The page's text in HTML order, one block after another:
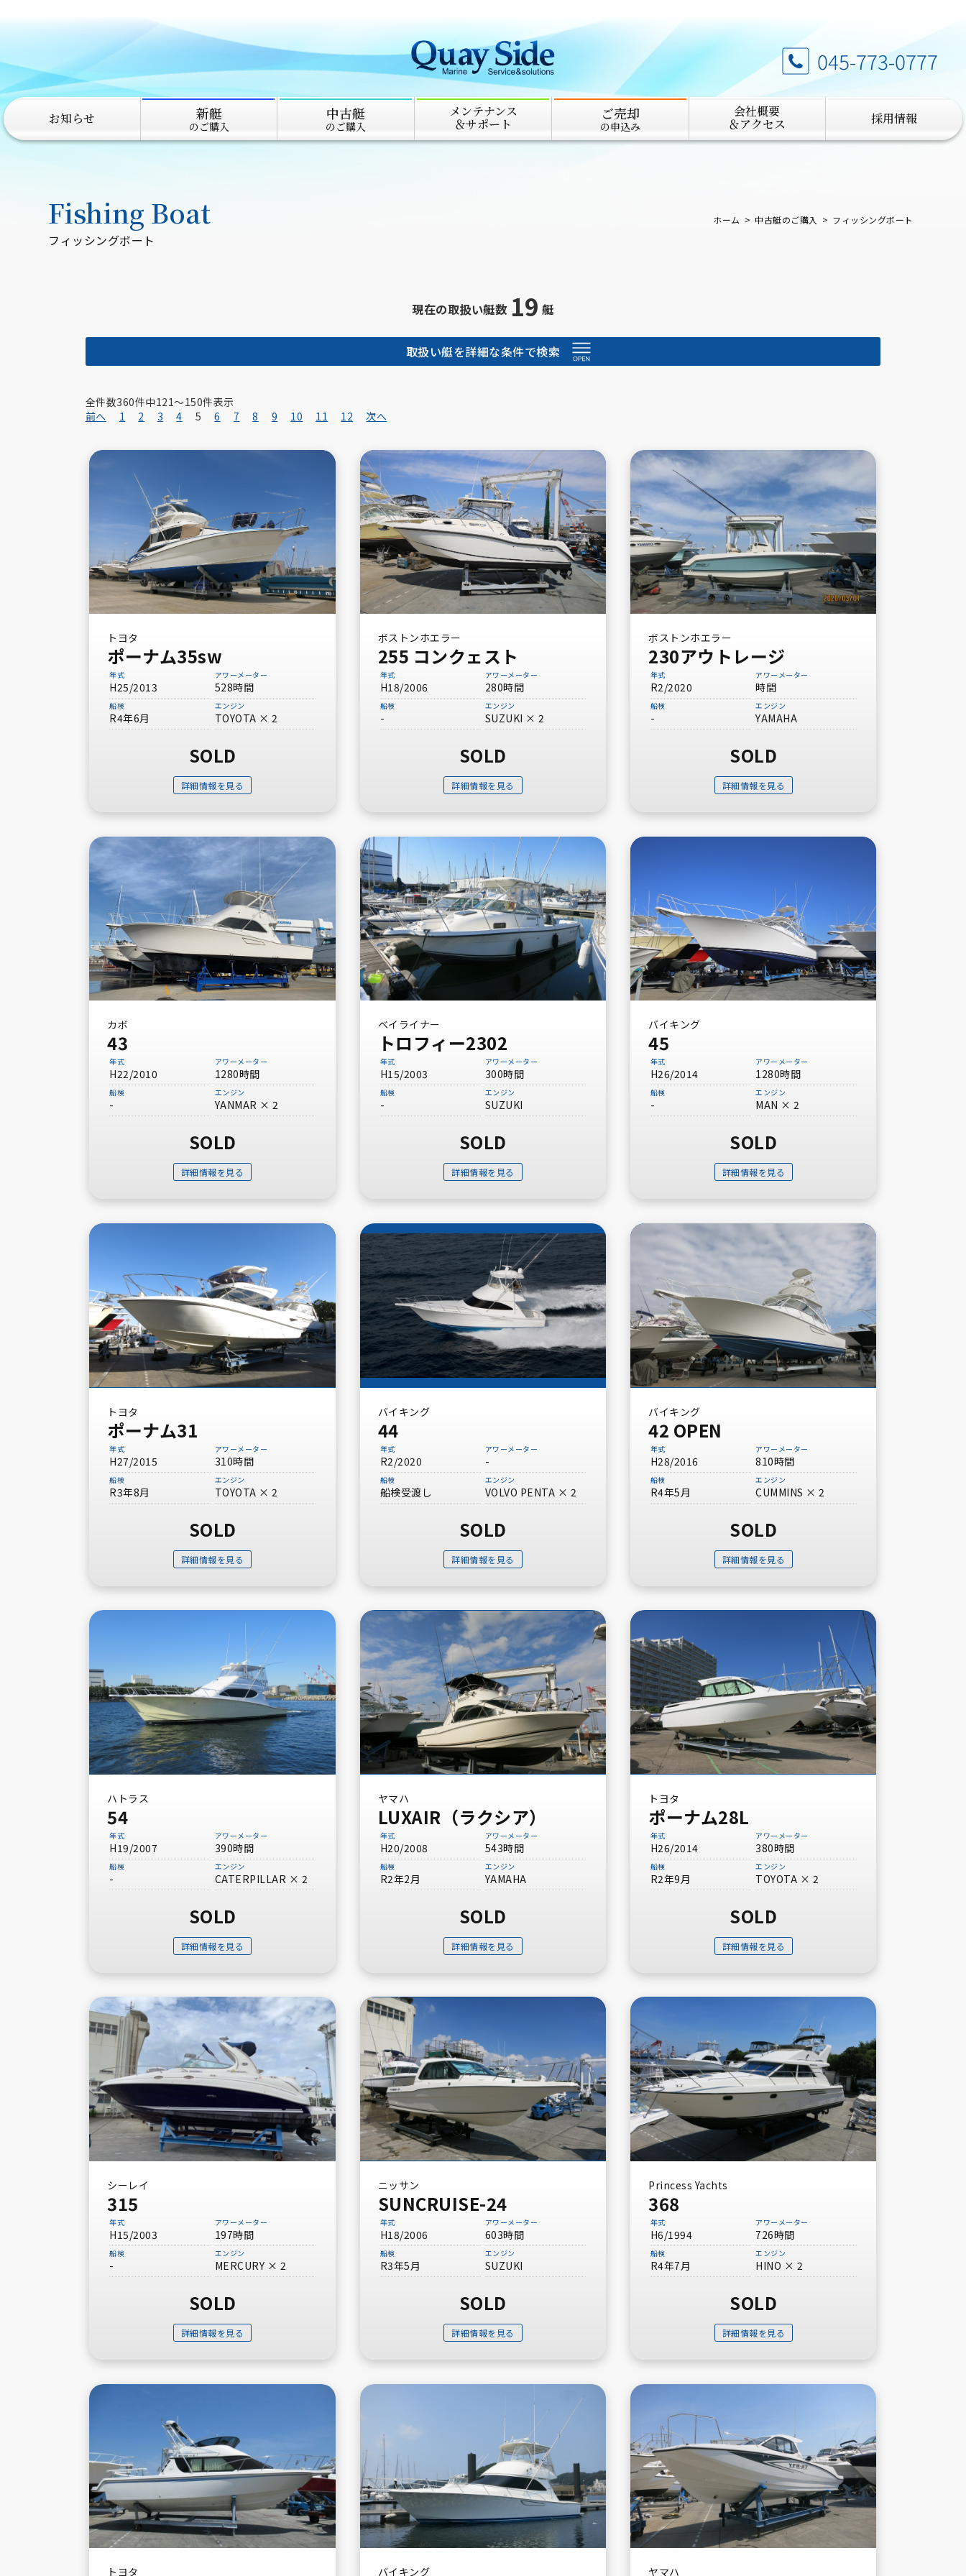
045-773-0777
お知らせ 新艇
のご購入
中古艇
のご購入
メンテナンス
＆サポート
ご売却
の申込み
会社概要
＆アクセス 採用情報
フィッシングボート
Fishing Boat ホーム 中古艇のご購入 フィッシングボート
現在の取扱い艇数 19 艇
取扱い艇を詳細な条件で検索
メーカーから探す
CABO Boston Whaler
Toyota Marine Yamaha Suzuki
その他メーカー
タイプから探す
サロンクルーザー
フィートから探す
50ft～60ft未満
全件数360件中121〜150件表示
前へ
1 2 3 4 5 6 7 8 9 10 11 12 次へ
トヨタ
ポーナム35sw
年式
H25/2013
アワーメーター
528時間
船検
R4年6月
エンジン
TOYOTA × 2
SOLD
詳細情報を見る
ボストンホエラー
255 コンクェスト
年式
H18/2006
アワーメーター
280時間
船検
-
エンジン
SUZUKI × 2
SOLD
詳細情報を見る
ボストンホエラー
230アウトレージ
年式
R2/2020
アワーメーター
時間
船検
-
エンジン
YAMAHA
SOLD
詳細情報を見る
カボ
43
年式
H22/2010
アワーメーター
1280時間
船検
-
エンジン
YANMAR × 2
SOLD
詳細情報を見る
ベイライナー
トロフィー2302
年式
H15/2003
アワーメーター
300時間
船検
-
エンジン
SUZUKI
SOLD
詳細情報を見る
バイキング
45
年式
H26/2014
アワーメーター
1280時間
船検
-
エンジン
MAN × 2
SOLD
詳細情報を見る
トヨタ
ポーナム31
年式
H27/2015
アワーメーター
310時間
船検
R3年8月
エンジン
TOYOTA × 2
SOLD
詳細情報を見る
バイキング
44
年式
R2/2020
アワーメーター
-
船検
船検受渡し
エンジン
VOLVO PENTA × 2
SOLD
詳細情報を見る
バイキング
42 OPEN
年式
H28/2016
アワーメーター
810時間
船検
R4年5月
エンジン
CUMMINS × 2
SOLD
詳細情報を見る
ハトラス
54
年式
H19/2007
アワーメーター
390時間
船検
-
エンジン
CATERPILLAR × 2
SOLD
詳細情報を見る
ヤマハ
LUXAIR（ラクシア）
年式
H20/2008
アワーメーター
543時間
船検
R2年2月
エンジン
YAMAHA
SOLD
詳細情報を見る
トヨタ
ポーナム28L
年式
H26/2014
アワーメーター
380時間
船検
R2年9月
エンジン
TOYOTA × 2
SOLD
詳細情報を見る
シーレイ
315
年式
H15/2003
アワーメーター
197時間
船検
-
エンジン
MERCURY × 2
SOLD
詳細情報を見る
ニッサン
SUNCRUISE-24
年式
H18/2006
アワーメーター
603時間
船検
R3年5月
エンジン
SUZUKI
SOLD
詳細情報を見る
Princess Yachts
368
年式
H6/1994
アワーメーター
726時間
船検
R4年7月
エンジン
HINO × 2
SOLD
詳細情報を見る
トヨタ バイキング ヤマハ